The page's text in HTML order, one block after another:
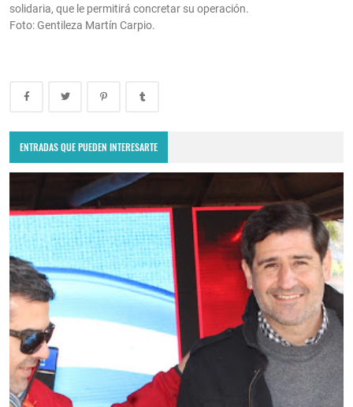
solidaria, que le permitirá concretar su operación.
Foto: Gentileza Martín Carpio.
ENTRADAS QUE PUEDEN INTERESARTE